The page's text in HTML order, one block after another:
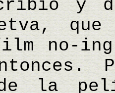
y
no-
la